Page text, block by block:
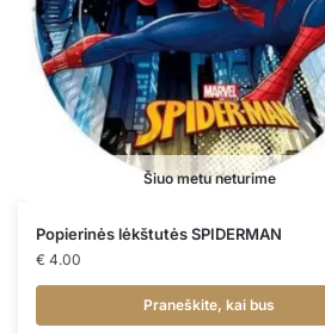
Šiuo metu neturime
Popierinės lėkštutės SPIDERMAN
€ 4.00
Praneškite, kai bus